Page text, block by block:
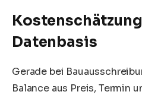
Datenbasis
Gerade bei
Balance aus Preis, Termin